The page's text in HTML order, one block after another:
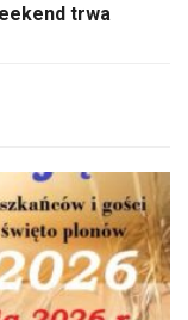
trwa